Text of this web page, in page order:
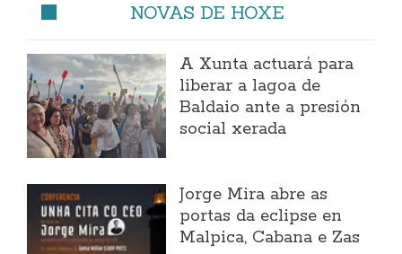
NOVAS DE HOXE
A Xunta actuará para
liberar a lagoa de
Baldaio ante a presión
social xerada
Jorge Mira abre as
portas da eclipse en
Malpica, Cabana e Zas